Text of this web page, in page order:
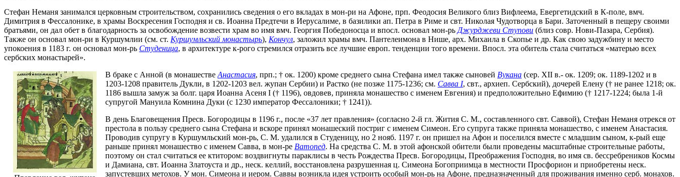
Стефан Неманя занимался церковным строительством, сохранились сведения о его вкладах в мон-ри на Афоне, прп. Феодосия Великого близ Вифлеема, Евергетидский в К-поле, вмч.
Димитрия в Фессалонике, в храмы Воскресения Господня и св. Иоанна Предтечи в Иерусалиме, в базилики ап. Петра в Риме и свт. Николая Чудотворца в Бари. Заточенный в пещеру своими
братьями, он дал обет в благодарность за освобождение возвести храм во имя вмч. Георгия Победоносца и впосл. основал мон-рь Джурджеви Ступови (близ совр. Нови-Пазара, Сербия).
Также он основал мон-ри в Куршумлии (см. ст. Куршумльский монастырь), Кончул, заложил храмы вмч. Пантелеимона в Нише, арх. Михаила в Скопье и др. Как свою задужбину и место
упокоения в 1183 г. он основал мон-рь Студеница, в архитектуре к-рого стремился отразить все лучшие европ. тенденции того времени. Впосл. эта обитель стала считаться «матерью всех
сербских монастырей».
В браке с Анной (в монашестве Анастасия, прп.; † ок. 1200) кроме среднего сына Стефана имел также сыновей Вукана (сер. XII в.- ок. 1209; ок. 1189-1202 и в
1203-1208 правитель Дукли, в 1202-1203 вел. жупан Сербии) и Растко (не позже 1175-1236; см. Савва I, свт., архиеп. Сербский), дочерей Елену († не ранее 1218; ок.
1186 вышла замуж за болг. царя Иоанна Асеня I († 1196), овдовев, приняла монашество с именем Евгения) и предположительно Ефимию († 1217-1224; была 1-й
супругой Мануила Комнина Дуки (с 1230 император Фессалоники; † 1241)).
В день Благовещения Пресв. Богородицы в 1196 г., после «37 лет правления» (согласно 2-й гл. Жития С. М., составленного свт. Саввой), Стефан Неманя отрекся от
престола в пользу среднего сына Стефана и вскоре принял монашеский постриг с именем Симеон. Его супруга также приняла монашество, с именем Анастасия.
Проводив супругу в Куршумльский мон-рь, С. М. удалился в Студеницу, но 2 нояб. 1197 г. он пришел на Афон и поселился вместе с младшим сыном, к-рый еще
раньше принял монашество с именем Савва, в мон-ре Ватопед. На средства С. М. в этой афонской обители были проведены масштабные строительные работы,
поэтому он стал считаться ее ктитором: воздвигнуты параклисы в честь Рождества Пресв. Богородицы, Преображения Господня, во имя св. бессребреников Космы
и Дамиана, свт. Иоанна Златоуста и др., неск. келлий, восстановлена разрушенная ц. Симеона Богоприимца в местности Просфорион и приобретены неск.
запустевших метохов. У мон. Симеона и иером. Саввы возникла идея устроить особый мон-рь на Афоне, предназначенный для проживания именно серб. монахов.